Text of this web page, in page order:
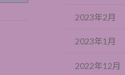
2023年2月
2023年1月
2022年12月